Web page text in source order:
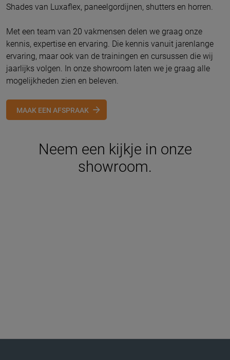
Shades van Luxaflex, paneelgordijnen, shutters en horren.
Met een team van 20 vakmensen delen we graag onze
kennis, expertise en ervaring. Die kennis vanuit jarenlange
ervaring, maar ook van de trainingen en cursussen die wij
jaarlijks volgen. In onze showroom laten we je graag alle
mogelijkheden zien en beleven.
MAAK EEN AFSPRAAK
Neem een kijkje in onze
showroom.